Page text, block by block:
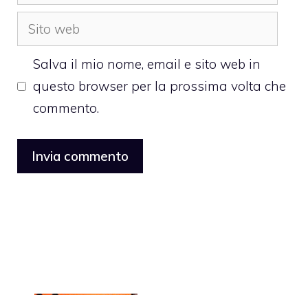
Sito
web
Salva il mio nome, email e sito web in
questo browser per la prossima volta che
commento.